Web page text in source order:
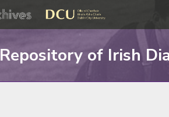
Repository of Irish